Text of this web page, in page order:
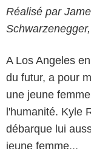
Réalisé par
A Los Angeles
du futur, a pour
une jeune
l'humanité. Kyle
débarque lui
jeune femme...